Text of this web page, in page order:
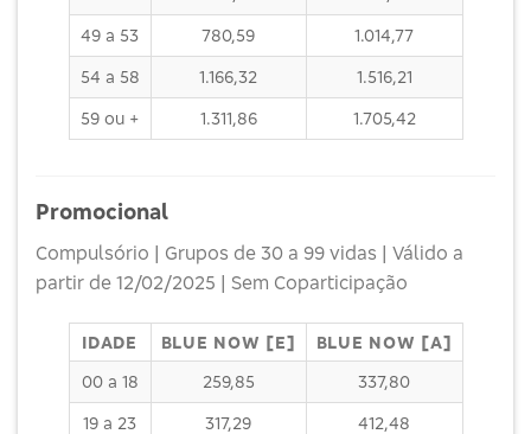
49 a 53 780,59 1.014,77
54 a 58 1.166,32 1.516,21
59 ou + 1.311,86 1.705,42
Promocional
Compulsório | Grupos de 30 a 99 vidas | Válido a
partir de 12/02/2025 | Sem Coparticipação
IDADE BLUE NOW [E]
BLUE NOW [A]
00 a 18
259,85 337,80
19 a 23 317,29 412,48